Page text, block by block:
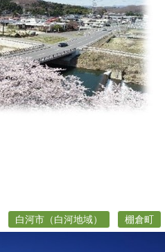
白河市（白河地域） 棚倉町